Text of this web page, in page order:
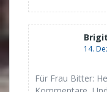
14.
Für Frau Bitter: